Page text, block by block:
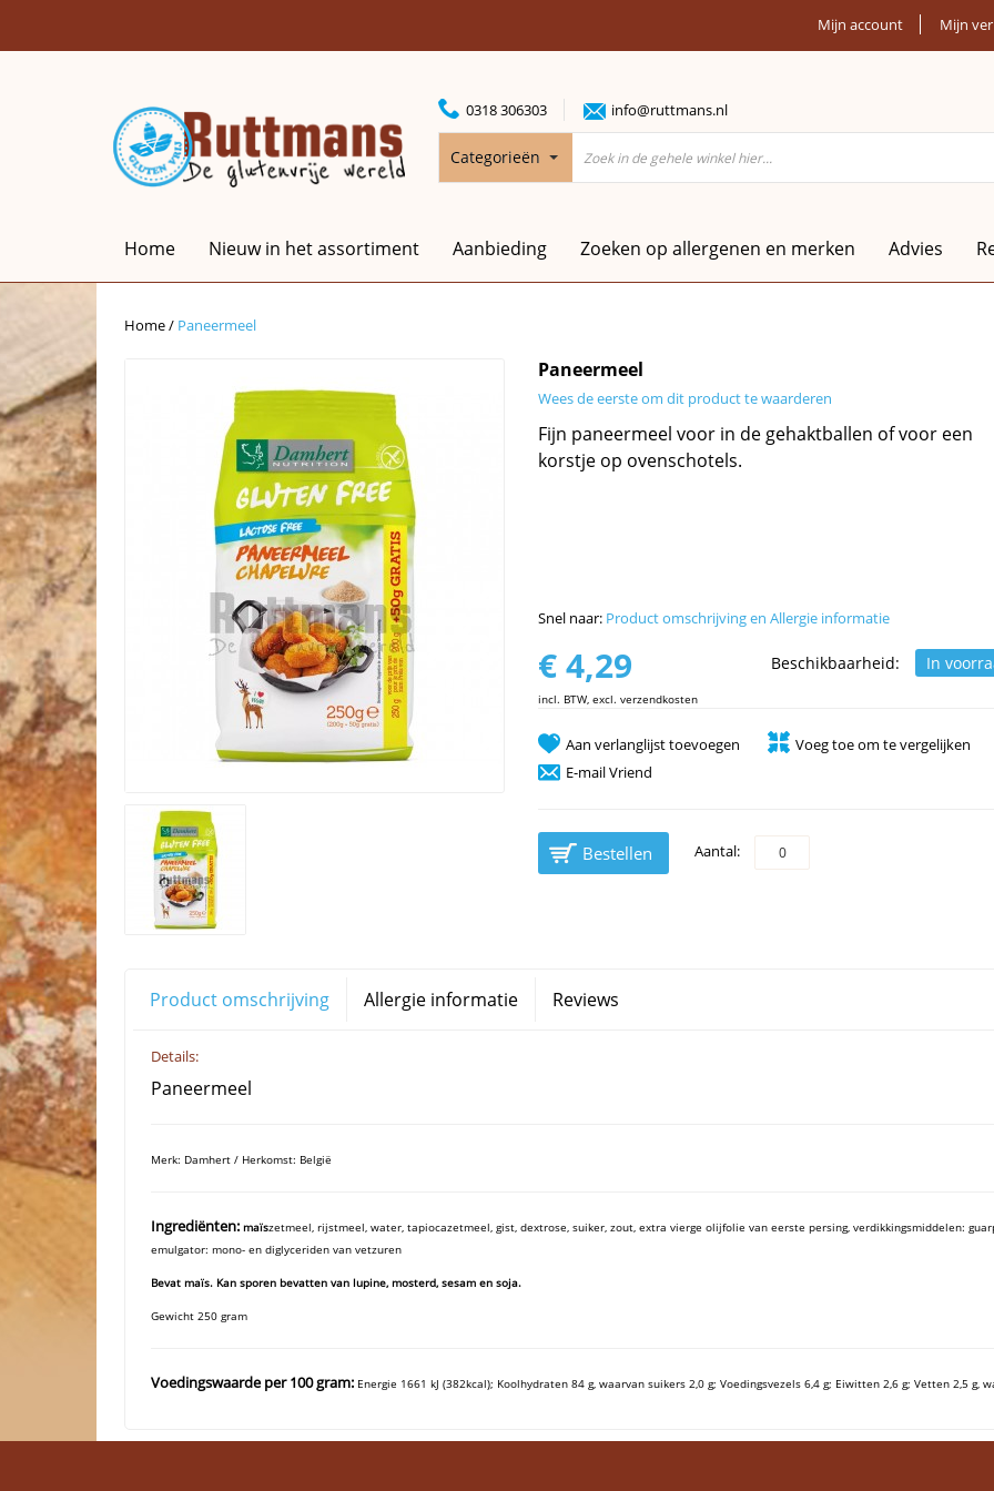
Mijn account Mijn
0318 306303 info@ruttmans.nl
Categorieën
Home Nieuw in het assortiment Aanbieding Zoeken op allergenen en merken Advies
Home/ Paneermeel
Paneermeel
Wees de eerste om dit product te waarderen
Fijn paneermeel voor in de gehaktballen of voor een
korstje op ovenschotels.
Snel naar: Product omschrijving en Allergie informatie
Beschikbaarheid: In
€ 4,29
incl. BTW, excl. verzendkosten
Aan verlanglijst toevoegen
Voeg toe om te vergelijken
E-mail Vriend
Bestellen Aantal:
Product omschrijving Allergie informatie Reviews
Details:
Paneermeel
Merk: Damhert / Herkomst: België
Ingrediënten: maïszetmeel, rijstmeel, water, tapiocazetmeel, gist, dextrose, suiker, zout, extra vierge olijfolie van eerste persing, verdikkingsmiddelen:
emulgator: mono- en diglyceriden van vetzuren
Bevat maïs. Kan sporen bevatten van lupine, mosterd, sesam en soja.
Gewicht 250 gram
Voedingswaarde per 100 gram: Energie 1661 kJ (382kcal); Koolhydraten 84 g, waarvan suikers 2,0 g; Voedingsvezels 6,4 g; Eiwitten 2,6 g; Vetten 2,5 g,